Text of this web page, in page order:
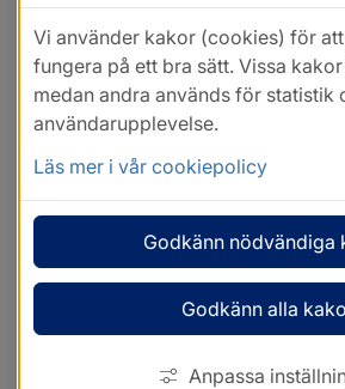
Vi använder kakor (cookies) för
fungera på ett bra sätt. Vissa
medan andra används för statistik
användarupplevelse.
Läs mer i vår cookiepolicy
Godkänn nödvändiga
Godkänn alla
Anpassa